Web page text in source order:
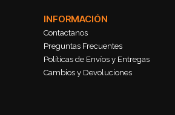
INFORMACIÓN
Contactanos
Preguntas Frecuentes
Políticas de Envíos y Entregas
Cambios y Devoluciones